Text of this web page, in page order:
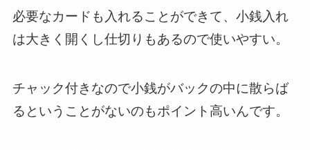
必要なカードも入れることができて、 小銭入れ
は大きく開くし仕切りもあるので使いやすい。
チャック付きなので小銭がバックの中に散らば
るということがないのもポイント高いんです。